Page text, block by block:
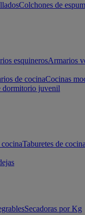
Colchones de
esquinerosArmarios
de cocinaCocinas
dormitorio juvenil
Taburetes de cocina
Secadoras por Kg